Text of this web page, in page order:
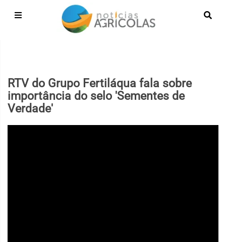
RTV do Grupo Fertiláqua fala sobre
importância do selo 'Sementes de
Verdade'